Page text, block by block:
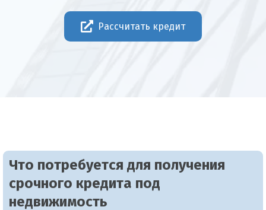
Рассчитать кредит
Что потребуется для получения
срочного кредита под
недвижимость